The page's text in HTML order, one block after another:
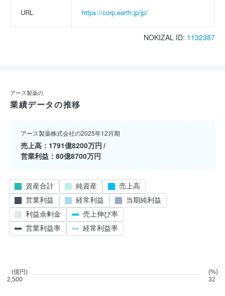
URL https://corp.earth.jp/jp/
NOKIZAL ID: 1132387
アース製薬の
業績データの推移
アース製薬株式会社の2025年12月期
売上高
1791億8200万円
営業利益
80億8700万円
(億円)
2,500
(%)
32
資産合計 純資産
売上高
営業利益
経常利益
当期純利益
利益余剰金
売上伸び率
営業利益率
経常利益率